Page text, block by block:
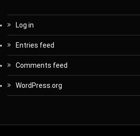
Log in
Entries feed
Comments feed
WordPress.org